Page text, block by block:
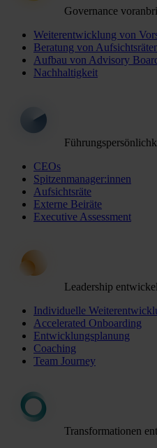
Governance
Weiterentwicklung von
Beratung von
Aufbau von Advisory
Nachhaltigkeit
CEOs
Spitzenmanager:innen
Aufsichtsräte
Externe Beiräte
Executive Assessment
Leadership
Individuelle
Accelerated Onboarding
Entwicklungsplanung
Coaching
Team Journey
Transformationen